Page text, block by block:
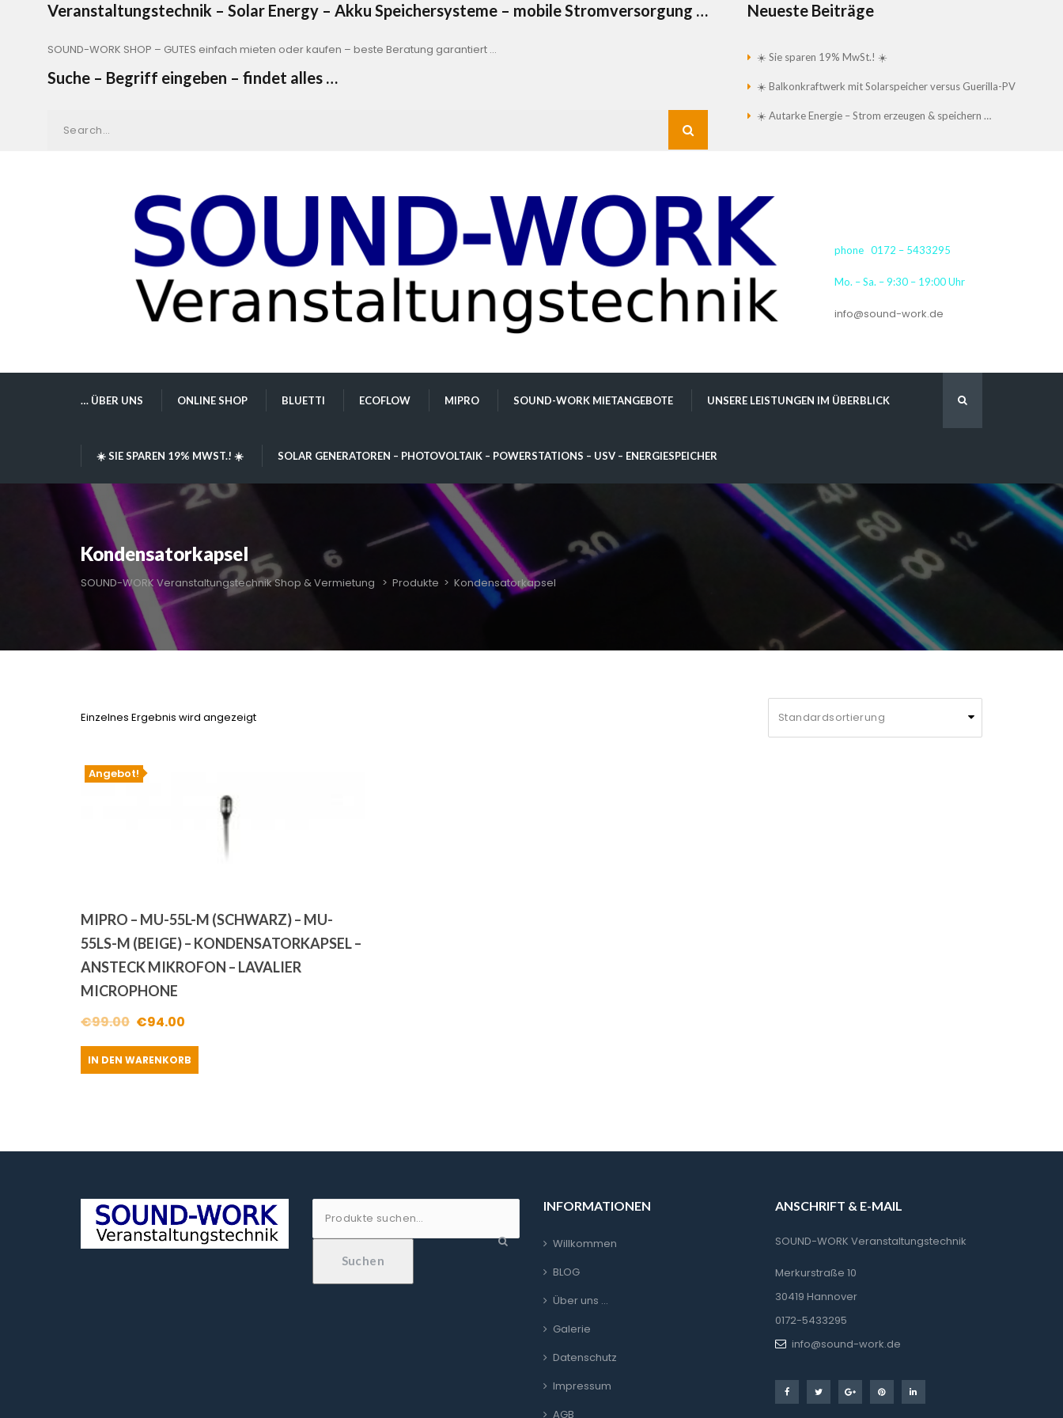
Veranstaltungstechnik – Solar Energy – Akku Speichersysteme – mobile Stromversorgung …
SOUND-WORK SHOP – GUTES einfach mieten oder kaufen – beste Beratung garantiert …
Suche – Begriff eingeben – findet alles …
Neueste Beiträge
☀️ Sie sparen 19% MwSt.! ☀️
☀️ Balkonkraftwerk mit Solarspeicher versus Guerilla-PV
☀️ Autarke Energie – Strom erzeugen & speichern …
phone 0172 – 5433295
Mo. – Sa. – 9:30 – 19:00 Uhr
info@sound-work.de
… ÜBER UNS ONLINE SHOP BLUETTI ECOFLOW MIPRO SOUND-WORK MIETANGEBOTE UNSERE LEISTUNGEN IM ÜBERBLICK
☀️ SIE SPAREN 19% MWST.! ☀️ SOLAR GENERATOREN – PHOTOVOLTAIK – POWERSTATIONS – USV – ENERGIESPEICHER
Kondensatorkapsel
SOUND-WORK Veranstaltungstechnik Shop & Vermietung > Produkte > Kondensatorkapsel
Einzelnes Ergebnis wird angezeigt
Angebot!
MIPRO – MU-55L-M (SCHWARZ) – MU-
55LS-M (BEIGE) – KONDENSATORKAPSEL –
ANSTECK MIKROFON – LAVALIER
MICROPHONE
€99.00 Ursprünglicher
Preis
war:
€94.00
Preis
IN DEN WARENKORB
nach:
Suchen
INFORMATIONEN
Willkommen
BLOG
Über uns …
Galerie
Datenschutz
Impressum
AGB
ANSCHRIFT & E-MAIL
SOUND-WORK Veranstaltungstechnik
Merkurstraße 10
30419 Hannover
0172-5433295
info@sound-work.de